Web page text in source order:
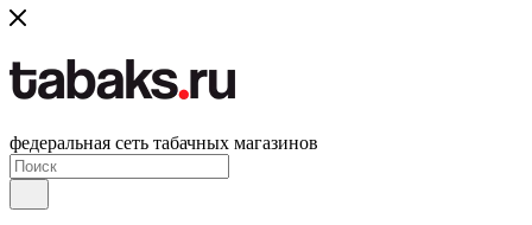
федеральная сеть табачных магазинов